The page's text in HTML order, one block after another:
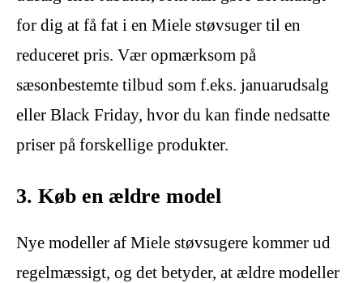
for dig at få fat i en Miele støvsuger til en
reduceret pris. Vær opmærksom på
sæsonbestemte tilbud som f.eks. januarudsalg
eller Black Friday, hvor du kan finde nedsatte
priser på forskellige produkter.
3. Køb en ældre model
Nye modeller af Miele støvsugere kommer ud
regelmæssigt, og det betyder, at ældre modeller